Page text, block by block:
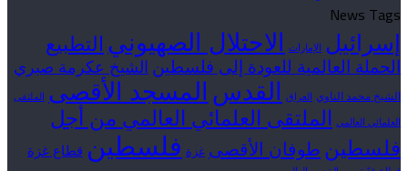
News Tags
إسرائيل الإمارات الاحتلال الصهيوني التطبيع
الحملة العالمية للعودة إلى فلسطين الشيخ عكرمة صبري
الشيخ محمد الناوي العراق القدس المسجد الأقصى الملتقى
العلمائي العالمي الملتقى العلمائي العالمي من أجل
فلسطين طوفان الأقصى غزة فلسطين قطاع غزة